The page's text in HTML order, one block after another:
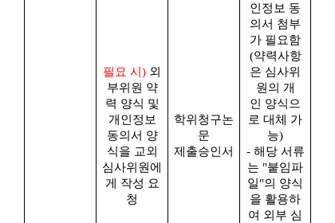
필요 시 ) 외
부위원 약
력 양식 및
개인정보
동의서 양
식을 교외
심사위원에
게 작성 요
청
학위청구논
문
제출승인서
인정보 동
의서 첨부
가 필요함
(약력사항
은 심사위
원의 개
인 양식으
로 대체 가
능)
- 해당 서류
는 "붙임파
일"의 양식
을 활용하
여 외부 심